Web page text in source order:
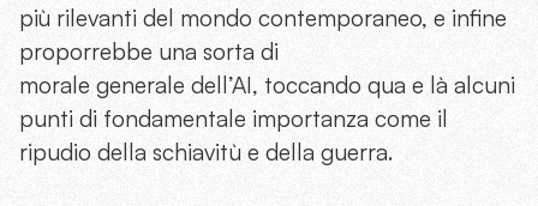
più rilevanti del mondo contemporaneo, e infine
proporrebbe una sorta di
morale generale dell’AI, toccando qua e là alcuni
punti di fondamentale importanza come il
ripudio della schiavitù e della guerra.